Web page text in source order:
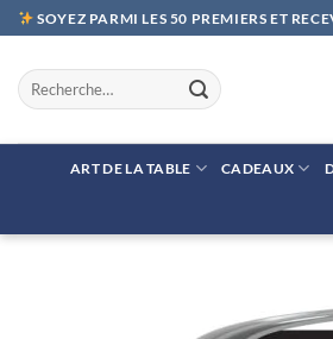
Passer
au
contenu
SOYEZ PARMI LES 50 PREMIERS ET
Recherche
pour :
ART DE LA TABLE CADEAUX